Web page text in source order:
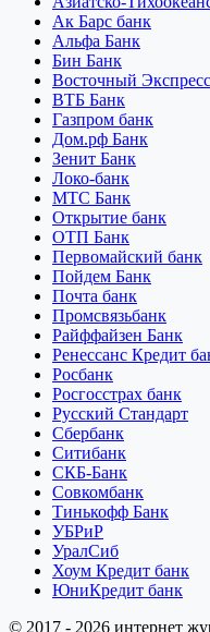
Ак Барс банк
Альфа Банк
Бин Банк
Восточный
ВТБ Банк
Газпром банк
Дом.рф Банк
Зенит Банк
Локо-банк
МТС Банк
Открытие банк
ОТП Банк
Первомайский банк
Пойдем Банк
Почта банк
Промсвязьбанк
Райффайзен Банк
Ренессанс Кредит
Росбанк
Росгосстрах банк
Русский Стандарт
Сбербанк
Ситибанк
СКБ-Банк
Совкомбанк
Тинькофф Банк
УБРиР
УралСиб
Хоум Кредит банк
ЮниКредит банк
© 2017 - 2026 интернет